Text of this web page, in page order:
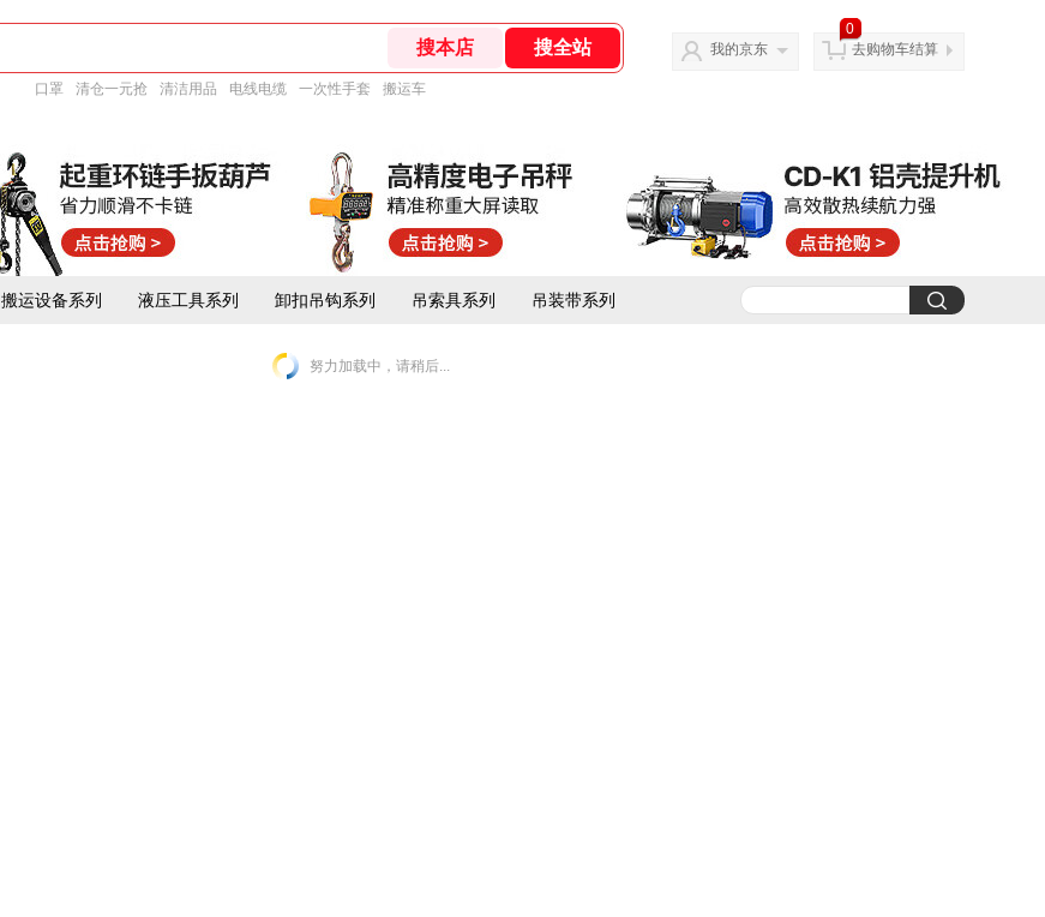
口罩 清仓一元抢 清洁用品 电线电缆 一次性手套 搬运车
我的京东
0
去购物车结算
搬运设备系列 液压工具系列 卸扣吊钩系列 吊索具系列 吊装带系列
努力加载中，请稍后...